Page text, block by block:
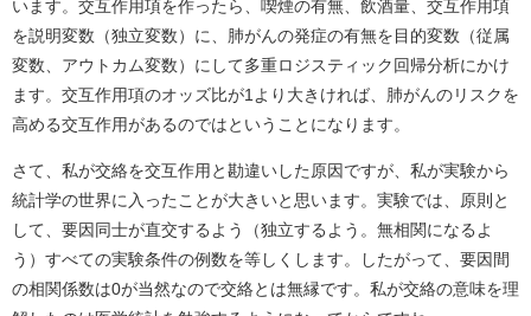
います。交互作用項を作ったら、喫煙の有無、飲酒量、交互作用項
を説明変数（独立変数）に、肺がんの発症の有無を目的変数（従属
変数、アウトカム変数）にして多重ロジスティック回帰分析にかけ
ます。交互作用項のオッズ比が1より大きければ、肺がんのリスクを
高める交互作用があるのではということになります。
さて、私が交絡を交互作用と勘違いした原因ですが、私が実験から
統計学の世界に入ったことが大きいと思います。実験では、原則と
して、要因同士が直交するよう（独立するよう。無相関になるよ
う）すべての実験条件の例数を等しくします。したがって、要因間
の相関係数は0が当然なので交絡とは無縁です。私が交絡の意味を理